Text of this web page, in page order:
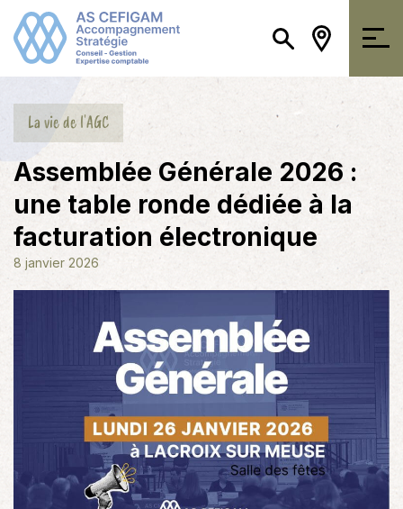
La vie de l'AGC
Assemblée Générale 2026 :
une table ronde dédiée à la
facturation électronique
8 janvier 2026